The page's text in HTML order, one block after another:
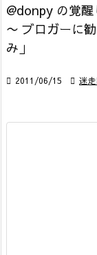
@donpy の覚醒
〜 ブロガーに
み」
 2011/06/15  迷